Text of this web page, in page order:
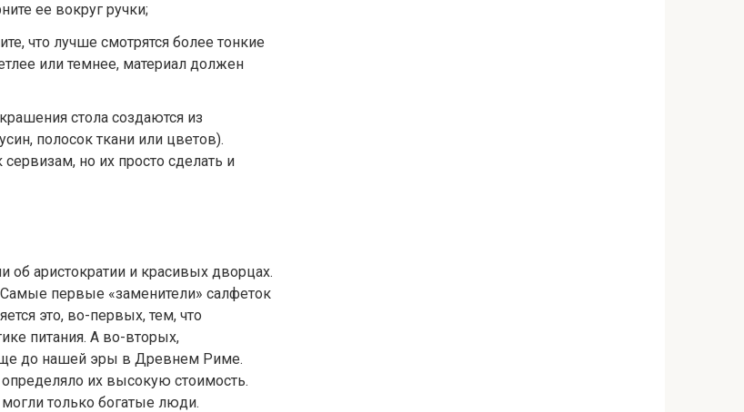
ее вокруг ручки;
что лучше смотрятся более тонкие
или темнее, материал должен
стола создаются из
полосок ткани или цветов).
но их просто сделать и
аристократии и красивых дворцах.
первые «заменители» салфеток
это, во-первых, тем, что
питания. А во-вторых,
до нашей эры в Древнем Риме.
их высокую стоимость.
только богатые люди.